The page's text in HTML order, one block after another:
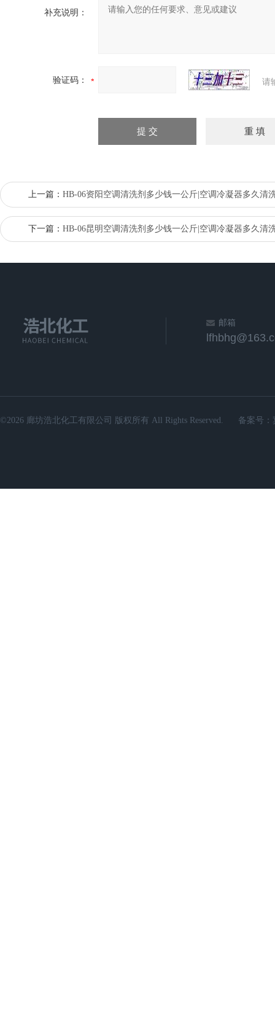
补充说明：
验证码： 请
上一篇： HB-06资阳空调清洗剂多少钱一公斤|空调冷凝器多久清
下一篇： HB-06昆明空调清洗剂多少钱一公斤|空调冷凝器多久清
邮箱
©2026 廊坊浩北化工有限公司 版权所有 All Rights Reserved. 备案号：